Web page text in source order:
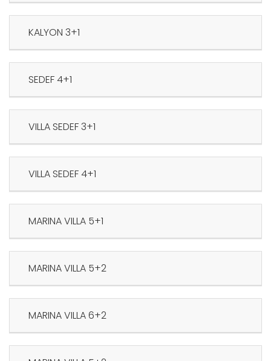
3+1 KALYON
4+1 SEDEF
3+1 VILLA SEDEF
4+1 VILLA SEDEF
5+1 MARINA VILLA
5+2 MARINA VILLA
6+2 MARINA VILLA